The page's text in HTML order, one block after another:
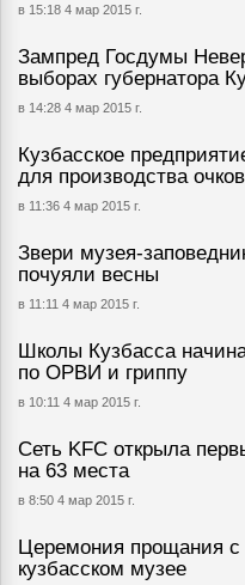
в 15:18 4 мар 2015 г.
Зампред Госдумы
выборах губернатора
в 14:28 4 мар 2015 г.
Кузбасское
для производства очков
в 11:36 4 мар 2015 г.
Звери музея-
почуяли весны
в 11:11 4 мар 2015 г.
Школы Кузбасса
по ОРВИ и гриппу
в 10:11 4 мар 2015 г.
Сеть KFC открыла
на 63 места
в 8:50 4 мар 2015 г.
Церемония прощания
кузбасском музее